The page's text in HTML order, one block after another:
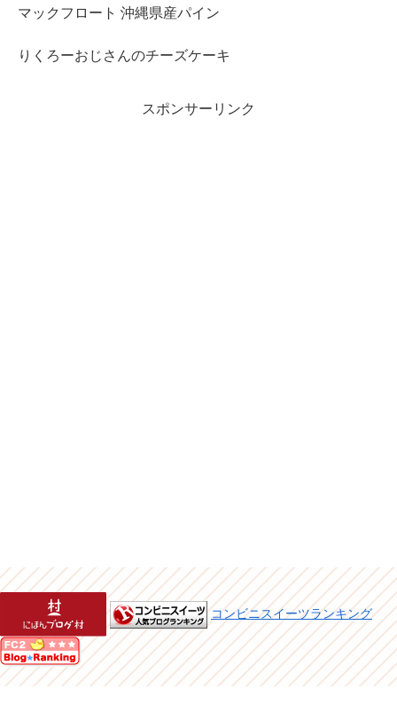
マックフロート 沖縄県産パイン
りくろーおじさんのチーズケーキ
スポンサーリンク
コンビニスイーツランキング